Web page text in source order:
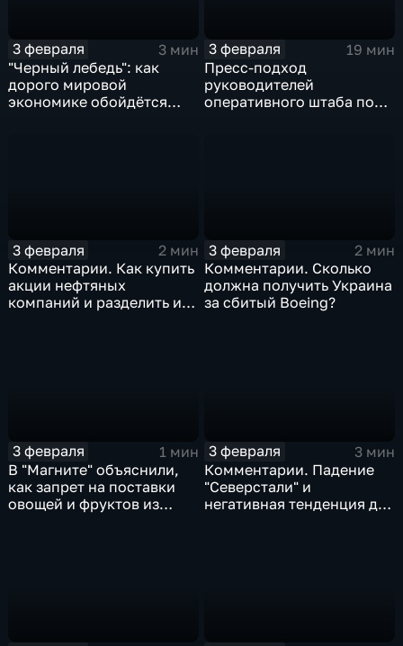
3 февраля
3 мин
"Черный лебедь": как
дорого мировой
экономике обойдётся
3 февраля
19 мин
Пресс-подход
руководителей
оперативного штаба по
3 февраля
2 мин
Комментарии. Как купить
акции нефтяных
компаний и разделить их
3 февраля
2 мин
Комментарии. Сколько
должна получить Украина
за сбитый Boeing?
3 февраля
1 мин
В "Магните" объяснили,
как запрет на поставки
овощей и фруктов из
3 февраля
3 мин
Комментарии. Падение
"Северстали" и
негативная тенденция для